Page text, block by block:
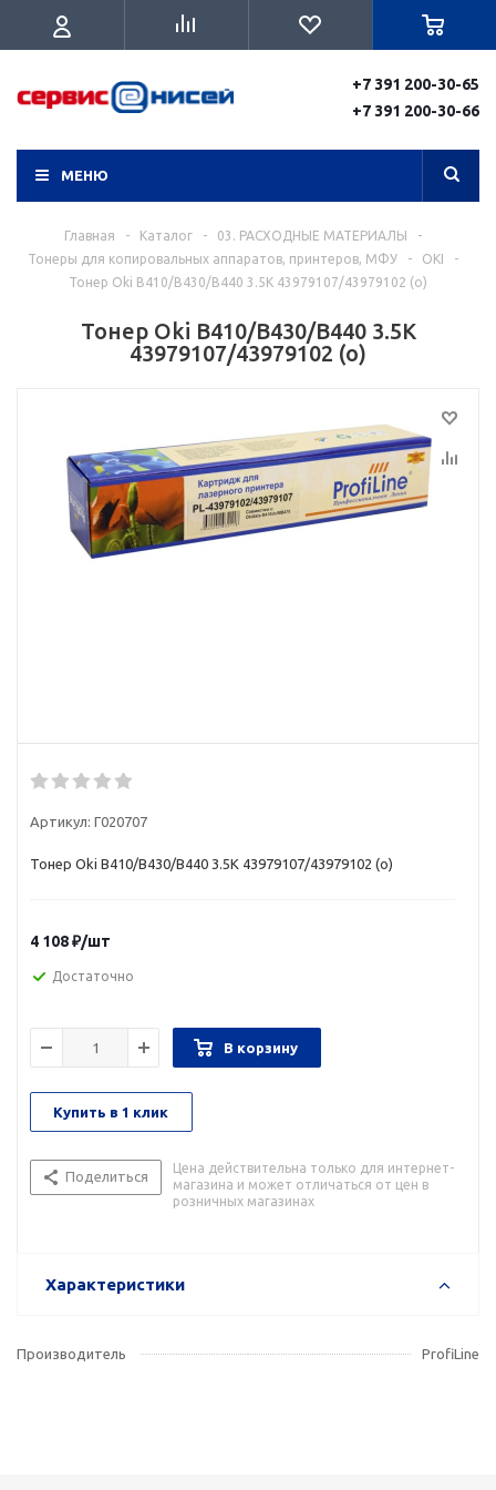
+7 391 200-30-65
+7 391 200-30-66
МЕНЮ
Главная - Каталог - 03. РАСХОДНЫЕ МАТЕРИАЛЫ
-
Тонеры для копировальных аппаратов, принтеров, МФУ
- OKI
-
Тонер Oki B410/B430/B440 3.5K 43979107/43979102 (o)
Тонер Oki B410/B430/B440 3.5K
43979107/43979102 (o)
Артикул: Г020707
Тонер Oki B410/B430/B440 3.5K 43979107/43979102 (o)
4 108₽/шт
Достаточно
В корзину
Купить в 1 клик
Поделиться
Цена действительна только для интернет-
магазина и может отличаться от цен в
розничных магазинах
Характеристики
Производитель ProfiLine